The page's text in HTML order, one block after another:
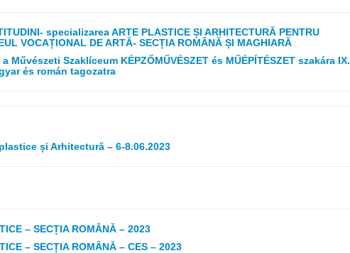
specializarea ARTE PLASTICE ȘI ARHITECTURĂ PENTRU
VOCAȚIONAL DE ARTĂ- SECȚIA ROMÂNĂ ȘI MAGHIARĂ
Szaklíceum KÉPZŐMŰVÉSZET és MŰÉPÍTÉSZET szakára IX.
és román tagozatra
și Arhitectură – 6-8.06.2023
– SECȚIA ROMÂNĂ – 2023
– SECȚIA ROMÂNĂ – CES – 2023